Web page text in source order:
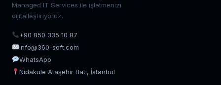
Managed IT Services ile işletmenizi
dijitalleştiriyoruz.
+90 850 335 10 87
info@360-soft.com
WhatsApp
Nidakule Ataşehir Bati, İstanbul